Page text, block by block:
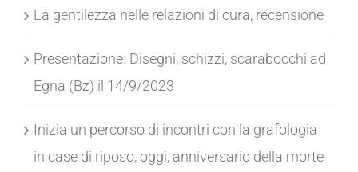
La gentilezza nelle relazioni di cura, recensione
Presentazione: Disegni, schizzi, scarabocchi ad
Egna (Bz) il 14/9/2023
Inizia un percorso di incontri con la grafologia
in case di riposo, oggi, anniversario della morte